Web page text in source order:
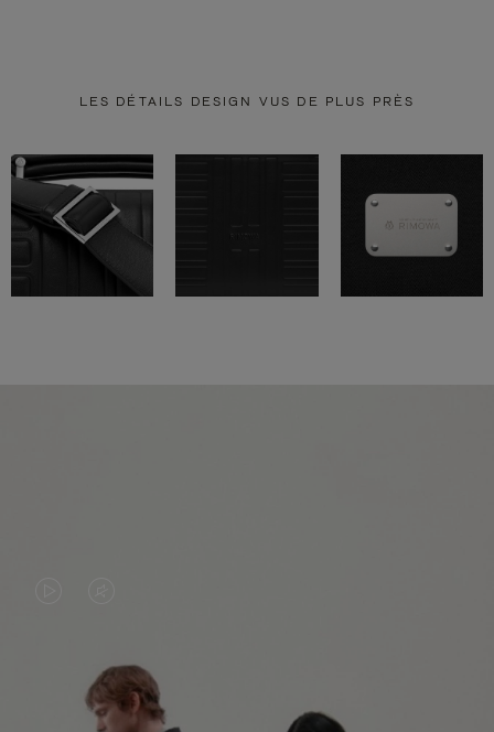
LES DÉTAILS DESIGN VUS DE PLUS PRÈS
N'EST
DE